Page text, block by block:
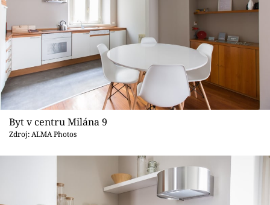
Byt v centru Milána 9
Zdroj: ALMA Photos